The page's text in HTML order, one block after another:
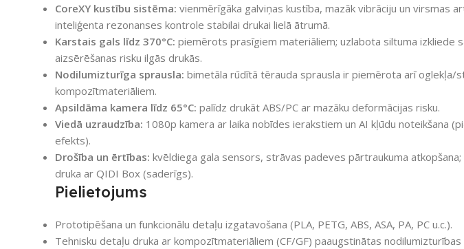
CoreXY kustību sistēma: vienmērīgāka galviņas kustība, mazāk vibrāciju un virsmas
inteliģenta rezonanses kontrole stabilai drukai lielā ātrumā.
Karstais gals līdz 370°C: piemērots prasīgiem materiāliem; uzlabota siltuma izkliede
aizsērēšanas risku ilgās drukās.
Nodilumizturīga sprausla: bimetāla rūdītā tērauda sprausla ir piemērota arī oglekļa/
kompozītmateriāliem.
Apsildāma kamera līdz 65°C: palīdz drukāt ABS/PC ar mazāku deformācijas risku.
Viedā uzraudzība: 1080p kamera ar laika nobīdes ierakstiem un AI kļūdu noteikšana
efekts).
Drošība un ērtības: kvēldiega gala sensors, strāvas padeves pārtraukuma atkopšana;
druka ar QIDI Box (saderīgs).
Pielietojums
Prototipēšana un funkcionālu detaļu izgatavošana (PLA, PETG, ABS, ASA, PA, PC u.c.).
Tehnisku detaļu druka ar kompozītmateriāliem (CF/GF) paaugstinātas